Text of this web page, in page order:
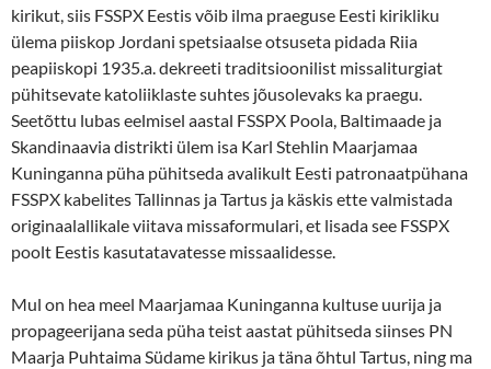
kirikut, siis FSSPX Eestis võib ilma praeguse Eesti kirikliku
ülema piiskop Jordani spetsiaalse otsuseta pidada Riia
peapiiskopi 1935.a. dekreeti traditsioonilist missaliturgiat
pühitsevate katoliiklaste suhtes jõusolevaks ka praegu.
Seetõttu lubas eelmisel aastal FSSPX Poola, Baltimaade ja
Skandinaavia distrikti ülem isa Karl Stehlin Maarjamaa
Kuninganna püha pühitseda avalikult Eesti patronaatpühana
FSSPX kabelites Tallinnas ja Tartus ja käskis ette valmistada
originaalallikale viitava missaformulari, et lisada see FSSPX
poolt Eestis kasutatavatesse missaalidesse.
Mul on hea meel Maarjamaa Kuninganna kultuse uurija ja
propageerijana seda püha teist aastat pühitseda siinses PN
Maarja Puhtaima Südame kirikus ja täna õhtul Tartus, ning ma